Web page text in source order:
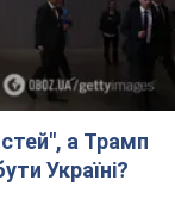
а Трамп
Україні?